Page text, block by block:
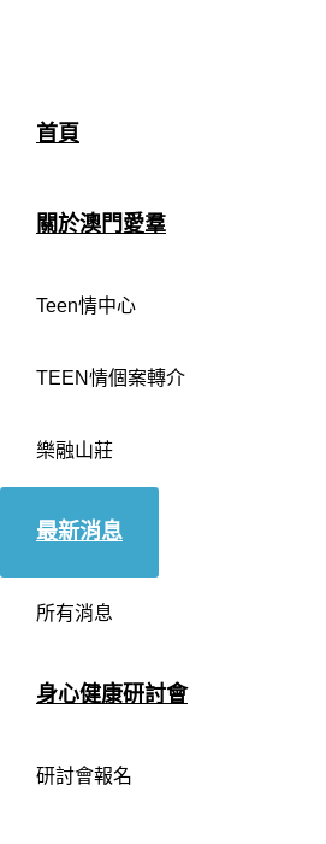
首頁
關於澳門愛羣
Teen情中心
TEEN情個案轉介
樂融山莊
最新消息
所有消息
身心健康研討會
研討會報名